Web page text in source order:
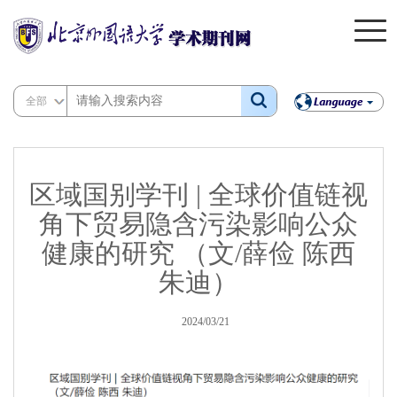
全部
区域国别学刊 | 全球价值链视
角下贸易隐含污染影响公众
健康的研究 （文/薛俭 陈西
朱迪）
2024/03/21